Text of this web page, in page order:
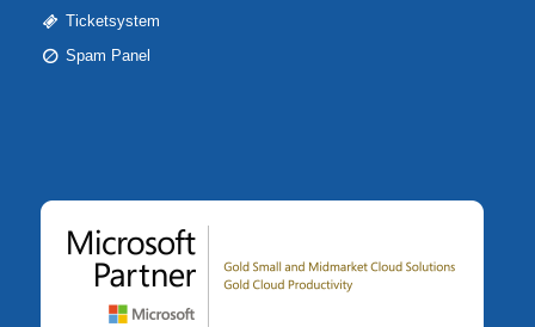
Ticketsystem
Spam Panel